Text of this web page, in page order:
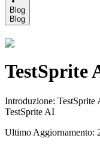
Blog
Blog
TestSprite
Introduzione: TestSprite
TestSprite AI
Ultimo Aggiornamento: